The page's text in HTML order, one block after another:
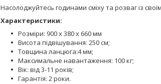
Насолоджуйтесь годинами сміху та розваг із
Характеристики:
Розміри: 900 х 380 х 660 мм
Висота підвішування: 250 см;
Товщина ланцюга:4 мм;
Максимальне навантаження: 100 кг;
Вік: від 3-11 років;
Гарантія: 2 роки.